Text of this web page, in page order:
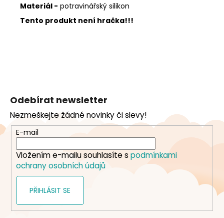
Materiál - potravinářský silikon
Tento produkt není hračka!!!
a
t
Odebírat newsletter
Nezmeškejte žádné novinky či slevy!
E-mail
Vložením e-mailu souhlasíte s podmínkami
ochrany osobních údajů
PŘIHLÁSIT SE